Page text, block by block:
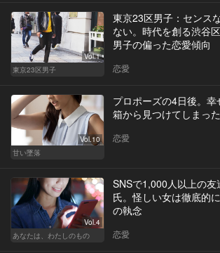
Vol.1
東京23区男子
東京23区男子：センス
ない。時代を創る渋谷
男子の偏った恋愛傾向
恋愛
Vol.10
甘い墜落
プロポーズの4日後。幸
箱から見つけてしまっ
恋愛
Vol.4
あなたは、わたしのもの
SNSで1,000人以上の
氏。怪しい女は徹底的
の執念
恋愛